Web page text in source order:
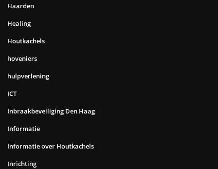
Haarden
Healing
Houtkachels
hoveniers
hulpverlening
ICT
Inbraakbeveiliging Den Haag
Informatie
Informatie over Houtkachels
Inrichting